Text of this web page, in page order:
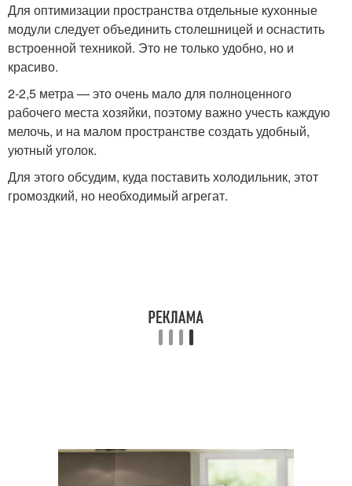
Для оптимизации пространства отдельные кухонные
модули следует объединить столешницей и оснастить
встроенной техникой. Это не только удобно, но и
красиво.
2-2,5 метра — это очень мало для полноценного
рабочего места хозяйки, поэтому важно учесть каждую
мелочь, и на малом пространстве создать удобный,
уютный уголок.
Для этого обсудим, куда поставить холодильник, этот
громоздкий, но необходимый агрегат.